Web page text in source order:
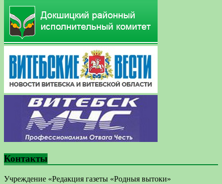
Контакты
Учреждение «Редакция газеты «Родныя вытоки»